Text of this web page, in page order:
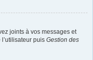
joints à vos messages et
puis Gestion des